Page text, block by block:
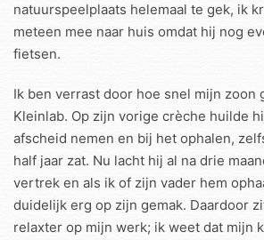
natuurspeelplaats helemaal te gek, ik
meteen mee naar huis omdat hij nog
fietsen.
Ik ben verrast door hoe snel mijn zoon
Kleinlab. Op zijn vorige crèche huilde
afscheid nemen en bij het ophalen,
half jaar zat. Nu lacht hij al na drie
vertrek en als ik of zijn vader hem
duidelijk erg op zijn gemak. Daardoor
relaxter op mijn werk; ik weet dat mijn